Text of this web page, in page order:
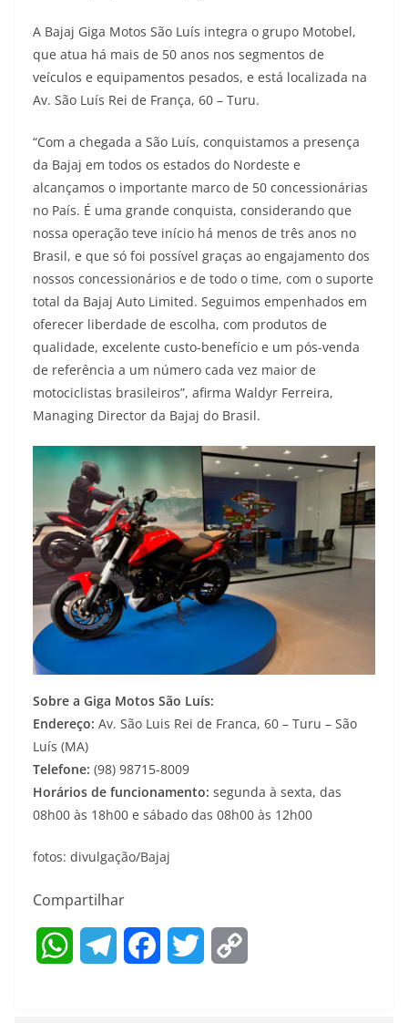
A Bajaj Giga Motos São Luís integra o grupo Motobel,
que atua há mais de 50 anos nos segmentos de
veículos e equipamentos pesados, e está localizada na
Av. São Luís Rei de França, 60 – Turu.
“Com a chegada a São Luís, conquistamos a presença
da Bajaj em todos os estados do Nordeste e
alcançamos o importante marco de 50 concessionárias
no País. É uma grande conquista, considerando que
nossa operação teve início há menos de três anos no
Brasil, e que só foi possível graças ao engajamento dos
nossos concessionários e de todo o time, com o suporte
total da Bajaj Auto Limited. Seguimos empenhados em
oferecer liberdade de escolha, com produtos de
qualidade, excelente custo-benefício e um pós-venda
de referência a um número cada vez maior de
motociclistas brasileiros”, afirma Waldyr Ferreira,
Managing Director da Bajaj do Brasil.
Sobre a Giga Motos São Luís:
Endereço: Av. São Luis Rei de Franca, 60 – Turu – São
Luís (MA)
Telefone: (98) 98715-8009
Horários de funcionamento: segunda à sexta, das
08h00 às 18h00 e sábado das 08h00 às 12h00
fotos: divulgação/Bajaj
Compartilhar
W